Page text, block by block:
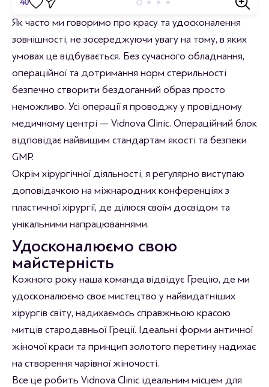
40
Відгуки
Станьте першим хто залишить відгук.
Як часто ми говоримо про красу та удосконалення
зовнішності, не зосереджуючи увагу на тому, в яких
умовах це відбувається. Без сучасного обладнання,
операційної та дотримання норм стерильності
безпечно створити бездоганний образ просто
неможливо. Усі операції я проводжу у провідному
медичному центрі — Vidnova Clinic. Операційний блок
відповідає найвищим стандартам якості та безпеки
GMP.
Окрім хірургічної діяльності, я регулярно виступаю
доповідачкою на міжнародних конференціях з
пластичної хірургії, де ділюся своїм досвідом та
унікальними напрацюваннями.
Удосконалюємо свою
майстерність
Кожного року наша команда відвідує Грецію, де ми
удосконалюємо своє мистецтво у найвидатніших
хірургів світу, надихаємось справжньою красою
митців стародавньої Греції. Ідеальні форми античної
жіночої краси та принцип золотого перетину надихає
на створення чарівної жіночості.
Все це робить Vidnova Clinic ідеальним місцем для